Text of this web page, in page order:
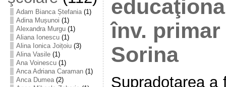
Adam Bianca Ștefania(1)
Adina Mușunoi (1)
Alexandra Murgu(1)
Aliana Ionescu(1)
Alina Ionica Joițoiu(3)
Alina Vasile(1)
Ana Voinescu(1)
Anca Adriana Caraman(1)
Anca Dumea(2)
înv. primar
Sorina
Supradotarea a